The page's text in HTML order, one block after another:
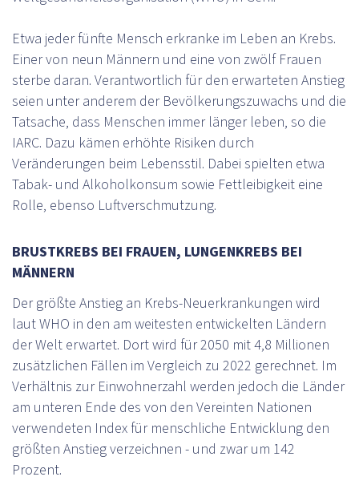
Etwa jeder fünfte Mensch erkranke im Leben an Krebs.
Einer von neun Männern und eine von zwölf Frauen
sterbe daran. Verantwortlich für den erwarteten Anstieg
seien unter anderem der Bevölkerungszuwachs und die
Tatsache, dass Menschen immer länger leben, so die
IARC. Dazu kämen erhöhte Risiken durch
Veränderungen beim Lebensstil. Dabei spielten etwa
Tabak- und Alkoholkonsum sowie Fettleibigkeit eine
Rolle, ebenso Luftverschmutzung.
BRUSTKREBS BEI FRAUEN, LUNGENKREBS BEI
MÄNNERN
Der größte Anstieg an Krebs-Neuerkrankungen wird
laut WHO in den am weitesten entwickelten Ländern
der Welt erwartet. Dort wird für 2050 mit 4,8 Millionen
zusätzlichen Fällen im Vergleich zu 2022 gerechnet. Im
Verhältnis zur Einwohnerzahl werden jedoch die Länder
am unteren Ende des von den Vereinten Nationen
verwendeten Index für menschliche Entwicklung den
größten Anstieg verzeichnen - und zwar um 142
Prozent.